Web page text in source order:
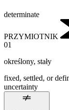
determinate
PRZYMIOTNIK
01
określony, stały
fixed, settled, or
uncertainty